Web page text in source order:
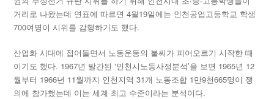
거리로 나왔는데 연표에 따르면 4월19일에는 인천공업고등학교 학생
700여명이 시위를 감행하기도 했다.
산업화 시대에 접어들면서 노동운동의 불씨가 피어오르기 시작한 때
이기도 했다. 1967년 발간된 ‘인천시노동사정분석’을 보면 1965년 12
월부터 1966년 11월까지 인천지역 31개 노동조합 1만9천665명이 쟁
의에 참가했는데 이는 세계 최고 수준이라는 분석이다.